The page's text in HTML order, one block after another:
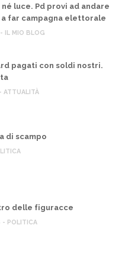
luce. Pd provi ad andare
a far campagna elettorale
IL MIO BLOG
pagati con soldi nostri.
ATTUALITÀ
di scampo
delle figuracce
- POLITICA